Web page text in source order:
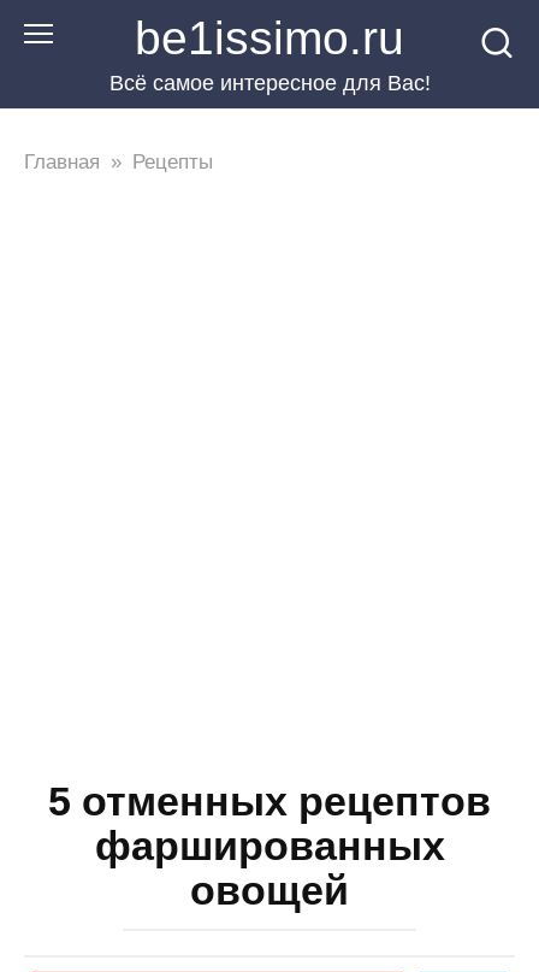
Перейти
be1issimo.ru
Всё самое интересное для Вас!
Главная » Рецепты
5 отменных рецептов
фаршированных
овощей